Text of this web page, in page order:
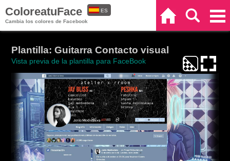
ColoreatuFace
Cambia los colores de Facebook
ES
Plantilla: Guitarra Contacto visual
Vista previa de la plantilla para FaceBook